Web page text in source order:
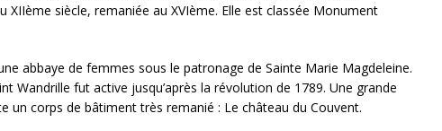
XIIème siècle, remaniée au XVIème. Elle est classée Monument
abbaye de femmes sous le patronage de Sainte Marie Magdeleine.
Wandrille fut active jusqu’après la révolution de 1789. Une grande
un corps de bâtiment très remanié : Le château du Couvent.